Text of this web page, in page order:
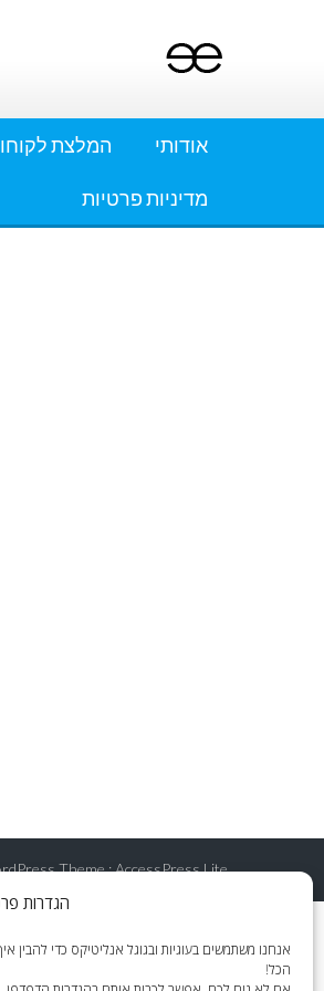
הגדרות
אנחנו משתמשים בעוגיות ובגוגל אנליטיקס כדי
הכל!
אודותי המלצת
מדיניות פרטיות
Theme:AccessPress Lite